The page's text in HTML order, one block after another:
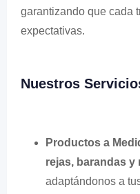
garantizando que cada
expectativas.
Nuestros
Productos a
rejas, barandas
adaptándonos a